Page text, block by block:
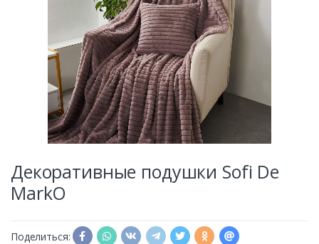
Декоративные подушки Sofi De
MarkO
Поделиться: